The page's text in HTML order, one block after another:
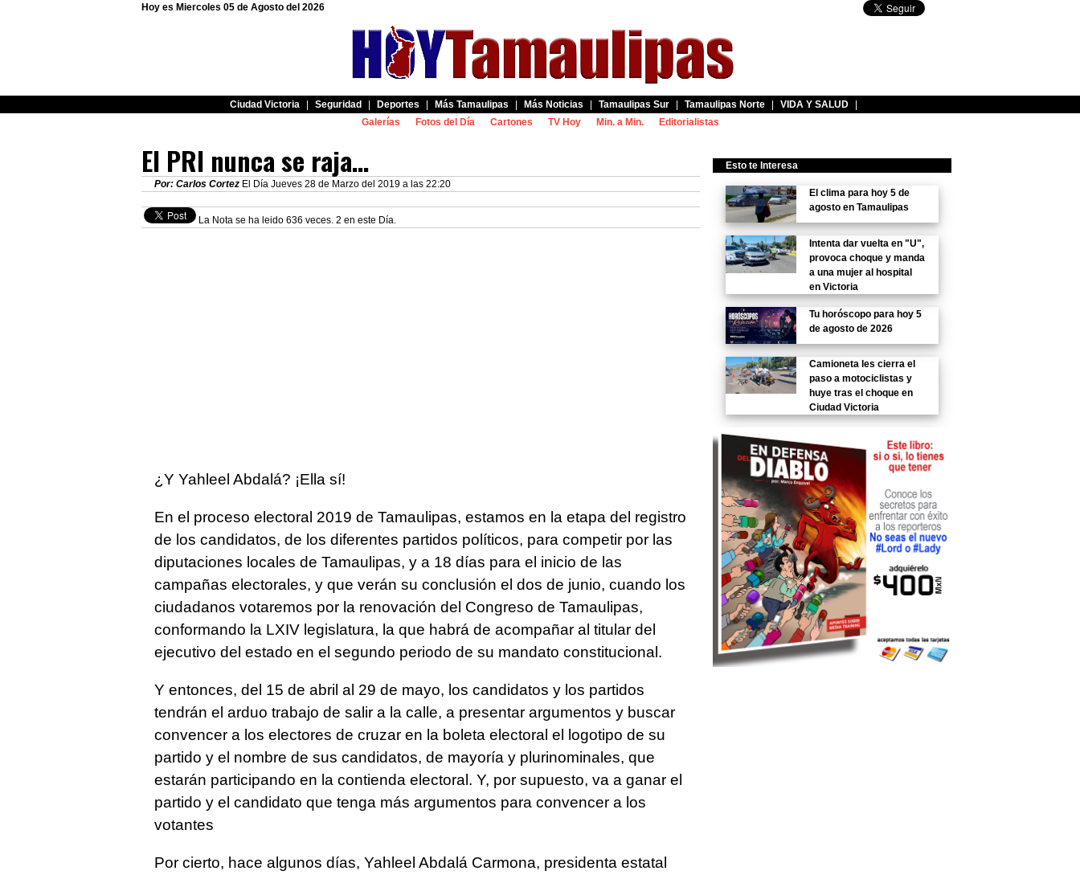
Hoy es Miercoles 05 de Agosto del 2026
Ciudad Victoria Seguridad Deportes Más Tamaulipas Más Noticias Tamaulipas Sur Tamaulipas Norte VIDA Y SALUD
Galerías
Fotos del Día Cartones TV Hoy Min. a Min. Editorialistas
El PRI nunca se raja…
Por: Carlos Cortez El Día Jueves 28 de Marzo del 2019 a las 22:20
La Nota se ha leido 636 veces. 2 en este Día.
¿Y Yahleel Abdalá? ¡Ella sí!
En el proceso electoral 2019 de Tamaulipas, estamos en la etapa del registro
de los candidatos, de los diferentes partidos políticos, para competir por las
diputaciones locales de Tamaulipas, y a 18 días para el inicio de las
campañas electorales, y que verán su conclusión el dos de junio, cuando los
ciudadanos votaremos por la renovación del Congreso de Tamaulipas,
conformando la LXIV legislatura, la que habrá de acompañar al titular del
ejecutivo del estado en el segundo periodo de su mandato constitucional.
Y entonces, del 15 de abril al 29 de mayo, los candidatos y los partidos
tendrán el arduo trabajo de salir a la calle, a presentar argumentos y buscar
convencer a los electores de cruzar en la boleta electoral el logotipo de su
partido y el nombre de sus candidatos, de mayoría y plurinominales, que
estarán participando en la contienda electoral. Y, por supuesto, va a ganar el
partido y el candidato que tenga más argumentos para convencer a los
votantes
Por cierto, hace algunos días, Yahleel Abdalá Carmona, presidenta estatal
Esto te Interesa
El clima para hoy 5 de
agosto en Tamaulipas
Intenta dar vuelta en "U",
provoca choque y manda
a una mujer al hospital
en Victoria
Tu horóscopo para hoy 5
de agosto de 2026
Camioneta les cierra el
paso a motociclistas y
huye tras el choque en
Ciudad Victoria